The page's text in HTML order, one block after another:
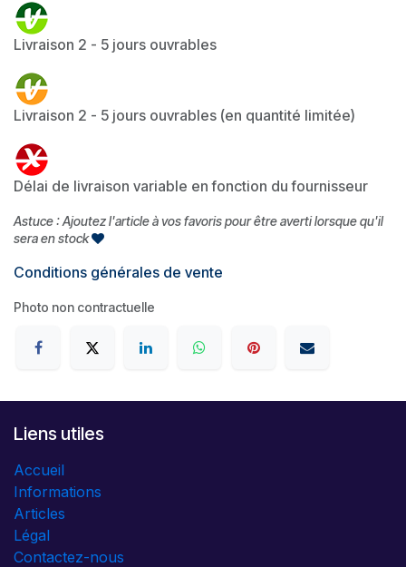
Livraison 2 - 5 jours ouvrables
Livraison 2 - 5 jours ouvrables (en quantité limitée)
Délai de livraison variable en fonction du fournisseur
Astuce : Ajoutez l'article à vos favoris pour être averti lorsque qu'il
sera en stock
Conditions générales de vente
Photo non contractuelle
Liens utiles
Accueil
Informations
Articles
Légal
Contactez-nous